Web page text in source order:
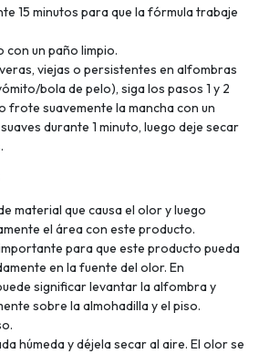
15 minutos para que la fórmula trabaje
con un paño limpio.
viejas o persistentes en alfombras
bola de pelo), siga los pasos 1 y 2
frote suavemente la mancha con un
durante 1 minuto, luego deje secar
material que causa el olor y luego
el área con este producto.
para que este producto pueda
en la fuente del olor. En
significar levantar la alfombra y
sobre la almohadilla y el piso.
húmeda y déjela secar al aire. El olor se